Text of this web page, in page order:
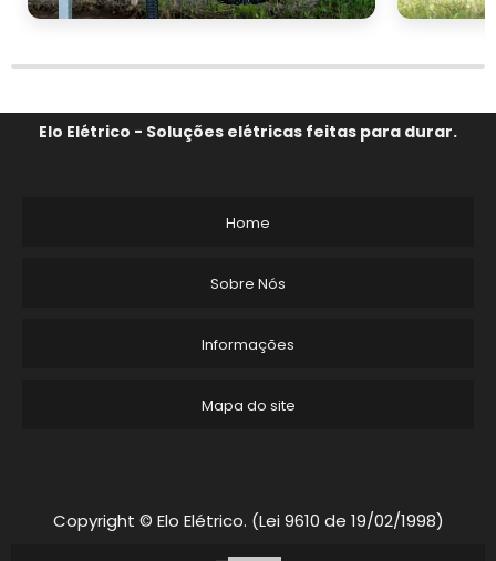
Elo Elétrico - Soluções elétricas feitas para durar.
Home
Sobre Nós
Informações
Mapa do site
Copyright © Elo Elétrico. (Lei 9610 de 19/02/1998)